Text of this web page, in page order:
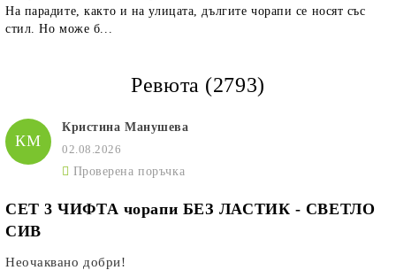
На парадите, както и на улицата, дългите чорапи се носят със
стил. Но може б...
Ревюта (2793)
КМ
Кристина Манушева
02.08.2026
Проверена поръчка
СЕТ 3 ЧИФТА чорапи БЕЗ ЛАСТИК - СВЕТЛО
СИВ
Неочаквано добри!